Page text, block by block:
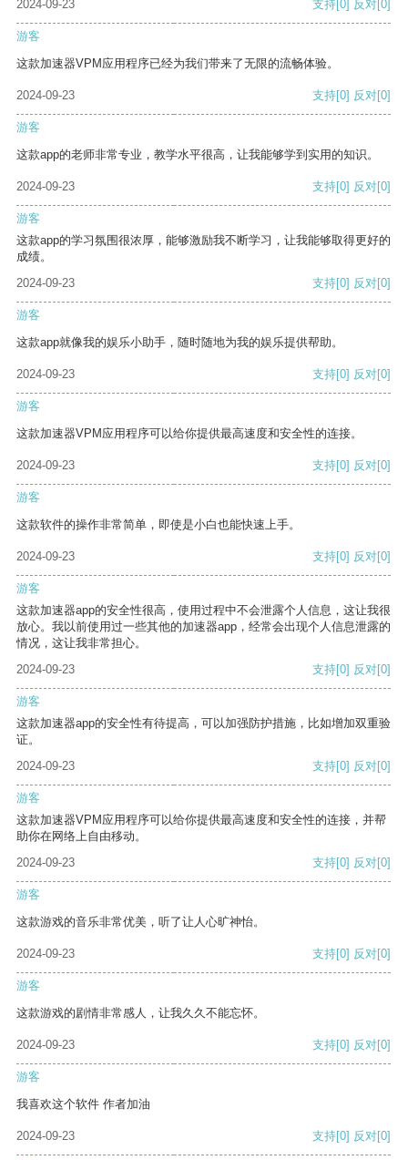
2024-09-23 支持 [0] 反对 [0]
游客
这款加速器VPM应用程序已经为我们带来了无限的流畅体验。
2024-09-23 支持[0] 反对[0]
游客
这款app的老师非常专业，教学水平很高，让我能够学到实用的知识。
2024-09-23 支持[0] 反对[0]
游客
这款app的学习氛围很浓厚，能够激励我不断学习，让我能够取得更好的
成绩。
2024-09-23
支持[0] 反对[0]
游客
这款app就像我的娱乐小助手，随时随地为我的娱乐提供帮助。
2024-09-23 支持[0] 反对[0]
游客
这款加速器VPM应用程序可以给你提供最高速度和安全性的连接。
2024-09-23 支持[0] 反对[0]
游客
这款软件的操作非常简单，即使是小白也能快速上手。
2024-09-23 支持[0] 反对[0]
游客
这款加速器app的安全性很高，使用过程中不会泄露个人信息，这让我很
放心。我以前使用过一些其他的加速器app，经常会出现个人信息泄露的
情况，这让我非常担心。
2024-09-23
支持[0] 反对[0]
游客
这款加速器app的安全性有待提高，可以加强防护措施，比如增加双重验
证。
2024-09-23
支持[0] 反对[0]
游客
这款加速器VPM应用程序可以给你提供最高速度和安全性的连接，并帮
助你在网络上自由移动。
2024-09-23
支持[0] 反对[0]
游客
这款游戏的音乐非常优美，听了让人心旷神怡。
2024-09-23 支持[0] 反对[0]
游客
这款游戏的剧情非常感人，让我久久不能忘怀。
2024-09-23 支持[0] 反对[0]
游客
我喜欢这个软件 作者加油
2024-09-23 支持[0] 反对[0]